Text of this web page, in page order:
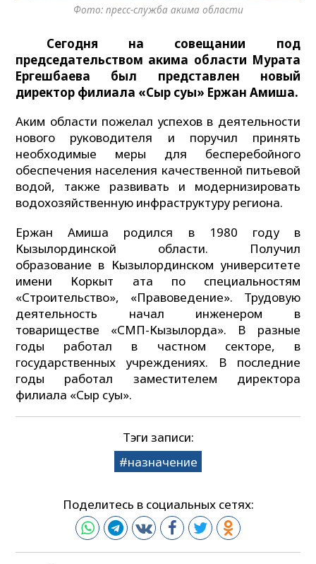
Фото: пресс-служба акима области
Сегодня на совещании под
председательством акима области Мурата
Ергешбаева был представлен новый
директор филиала «Сыр суы» Ержан Амиша.
Аким области пожелал успехов в деятельности
нового руководителя и поручил принять
необходимые меры для бесперебойного
обеспечения населения качественной питьевой
водой, также развивать и модернизировать
водохозяйственную инфраструктуру региона.
Ержан Амиша родился в 1980 году в
Кызылординской области. Получил
образование в Кызылординском университете
имени Коркыт ата по специальностям
«Строительство», «Правоведение». Трудовую
деятельность начал инженером в
товариществе «СМП-Кызылорда». В разные
годы работал в частном секторе, в
государственных учреждениях. В последние
годы работал заместителем директора
филиала «Сыр суы».
Тэги записи:
назначение
Поделитесь в социальных сетях: